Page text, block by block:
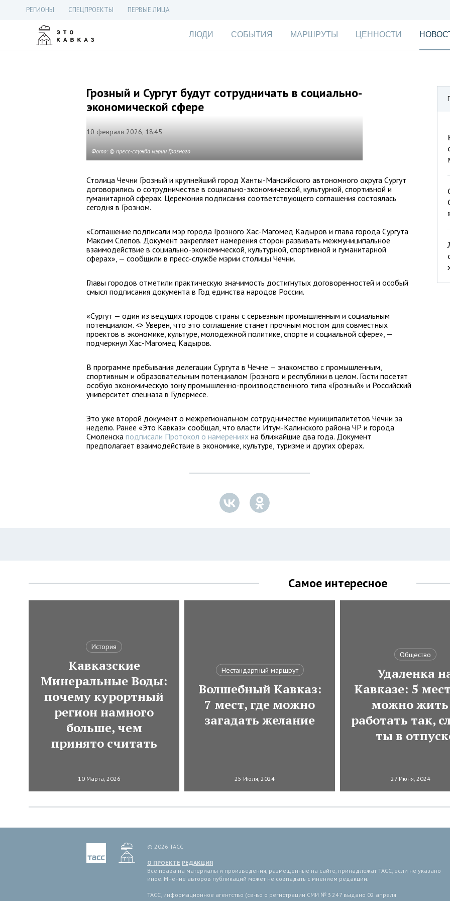
РЕГИОНЫ СПЕЦПРОЕКТЫ ПЕРВЫЕ ЛИЦА
ЛЮДИ СОБЫТИЯ МАРШРУТЫ ЦЕННОСТИ
Грозный и Сургут будут сотрудничать в социально-
экономической сфере
10 февраля 2026, 18:45
Фото: © пресс-служба мэрии Грозного
Столица Чечни Грозный и крупнейший город Ханты-Мансийского автономного округа Сургут
договорились о сотрудничестве в социально-экономической, культурной, спортивной и
гуманитарной сферах. Церемония подписания соответствующего соглашения состоялась
сегодня в Грозном.
«Соглашение подписали мэр города Грозного Хас-Магомед Кадыров и глава города Сургута
Максим Слепов. Документ закрепляет намерения сторон развивать межмуниципальное
взаимодействие в социально-экономической, культурной, спортивной и гуманитарной
сферах», — сообщили в пресс-службе мэрии столицы Чечни.
Главы городов отметили практическую значимость достигнутых договоренностей и особый
смысл подписания документа в Год единства народов России.
«Сургут — один из ведущих городов страны с серьезным промышленным и социальным
потенциалом. <> Уверен, что это соглашение станет прочным мостом для совместных
проектов в экономике, культуре, молодежной политике, спорте и социальной сфере», —
подчеркнул Хас-Магомед Кадыров.
В программе пребывания делегации Сургута в Чечне — знакомство с промышленным,
спортивным и образовательным потенциалом Грозного и республики в целом. Гости посетят
особую экономическую зону промышленно-производственного типа «Грозный» и Российский
университет спецназа в Гудермесе.
Это уже второй документ о межрегиональном сотрудничестве муниципалитетов Чечни за
неделю. Ранее «Это Кавказ» сообщал, что власти Итум-Калинского района ЧР и города
Смоленска подписали Протокол о намерениях на ближайшие два года. Документ
предполагает взаимодействие в экономике, культуре, туризме и других сферах.
Самое интересное
История
Кавказские
Минеральные Воды:
почему курортный
регион намного
больше, чем
принято считать
10 Марта, 2026
Нестандартный маршрут
Волшебный Кавказ:
7 мест, где можно
загадать желание
25 Июля, 2024
Общество
Удаленка
Кавказе: 5
можно
работать так,
ты в
27 Июня, 2024
© 2026 ТАСС
О ПРОЕКТЕ РЕДАКЦИЯ
Все права на материалы и произведения, размещенные на сайте, принадлежат ТАСС, если не указано
иное. Мнение авторов публикаций может не совпадать с мнением редакции.
ТАСС, информационное агентство (св-во о регистрации СМИ № 3 247 выдано 02 апреля